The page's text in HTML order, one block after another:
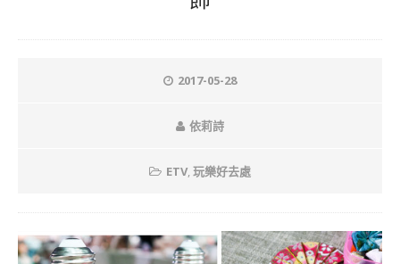
2017-05-28
依莉詩
ETV,玩樂好去處